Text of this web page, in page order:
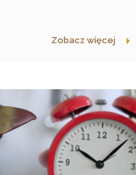
Zobacz więcej